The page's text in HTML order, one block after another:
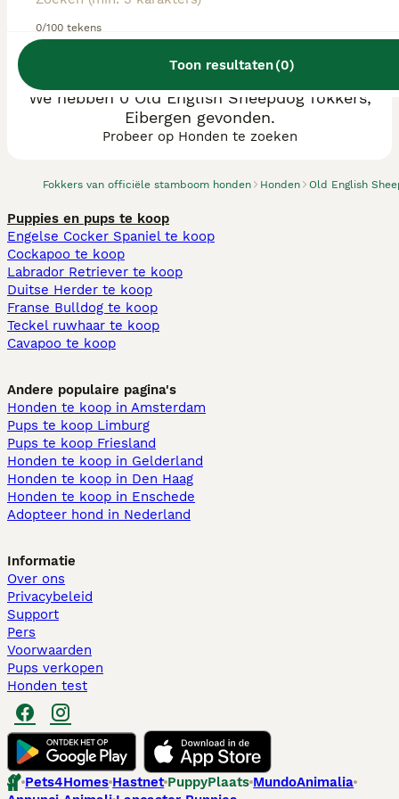
0/100 tekens
Toon resultaten(0)
Fokkers van officiële stamboom honden Honden Old English
We hebben 0 Old English Sheepdog fokkers,
Eibergen gevonden.
Probeer op Honden te zoeken
Puppies en pups te koop
Engelse Cocker Spaniel te koop
Cockapoo te koop
Labrador Retriever te koop
Duitse Herder te koop
Franse Bulldog te koop
Teckel ruwhaar te koop
Cavapoo te koop
Andere populaire pagina's
Honden te koop in Amsterdam
Pups te koop Limburg​
Pups te koop Friesland​
Honden te koop in Gelderland
Honden te koop in Den Haag
Honden te koop in Enschede
Adopteer hond in Nederland
Informatie
Over ons
Privacybeleid
Support
Pers
Voorwaarden
Pups verkopen
Honden test
Pets4Homes Hastnet PuppyPlaats MundoAnimalia